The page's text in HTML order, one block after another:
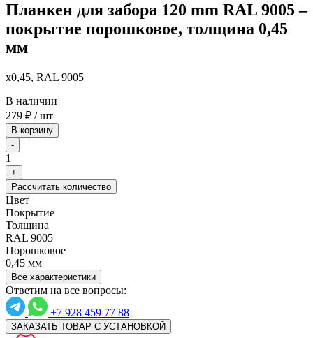
Планкен для забора 120 mm RAL 9005 –
покрытие порошковое, толщина 0,45
мм
x0,45, RAL 9005
В наличии
279 ₽ / шт
В корзину
-
1
+
Рассчитать количество
Цвет
Покрытие
Толщина
RAL 9005
Порошковое
0,45 мм
Все характеристики
Ответим на все вопросы:
+7 928 459 77 88
ЗАКАЗАТЬ ТОВАР С УСТАНОВКОЙ